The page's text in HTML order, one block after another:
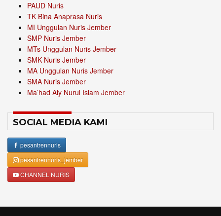
PAUD Nuris
TK Bina Anaprasa Nuris
MI Unggulan Nuris Jember
SMP Nuris Jember
MTs Unggulan Nuris Jember
SMK Nuris Jember
MA Unggulan Nuris Jember
SMA Nuris Jember
Ma’had Aly Nurul Islam Jember
SOCIAL MEDIA KAMI
pesantrennuris
pesantrennuris_jember
CHANNEL NURIS